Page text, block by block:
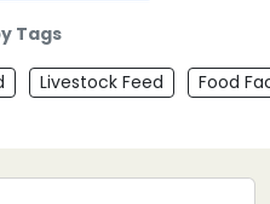
Tags
Livestock Feed Food